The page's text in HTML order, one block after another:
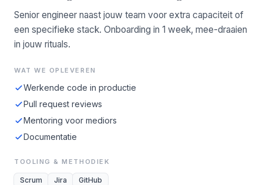
Senior engineer naast jouw team voor extra capaciteit of
een specifieke stack. Onboarding in 1 week, mee-draaien
in jouw rituals.
WAT WE OPLEVEREN
Werkende code in productie
Pull request reviews
Mentoring voor mediors
Documentatie
TOOLING & METHODIEK
Scrum Jira GitHub